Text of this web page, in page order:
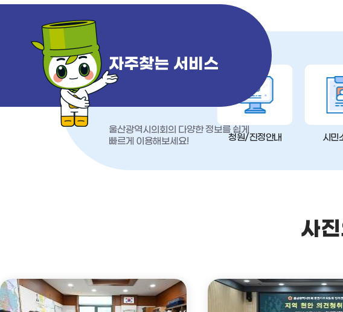
자주찾는 서비스
울산광역시의회의 다양한 정보를 쉽게
빠르게 이용해보세요!
청원/진정안내 시민
사